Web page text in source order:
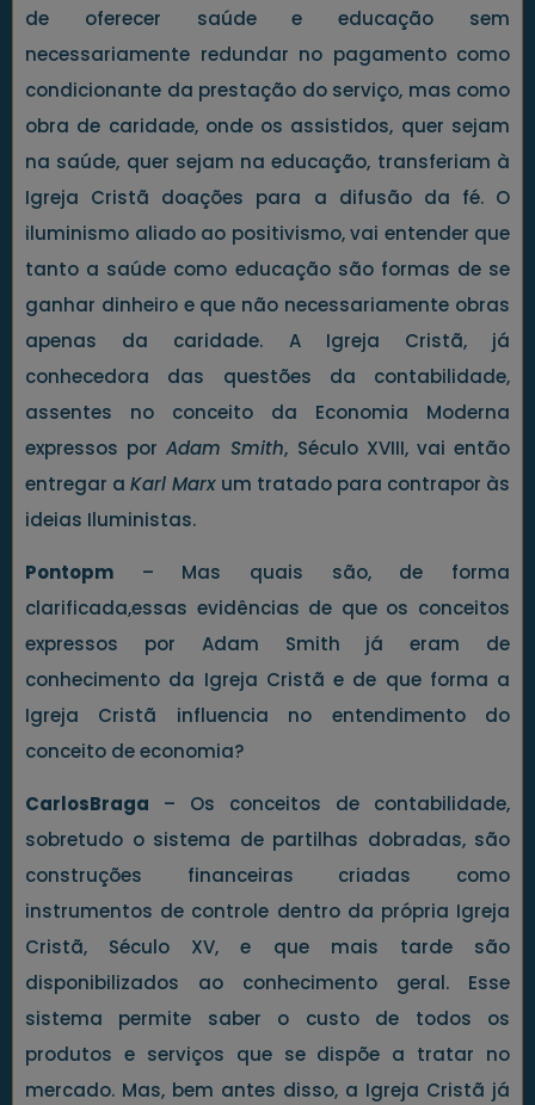
de oferecer saúde e educação sem
necessariamente redundar no pagamento como
condicionante da prestação do serviço, mas como
obra de caridade, onde os assistidos, quer sejam
na saúde, quer sejam na educação, transferiam à
Igreja Cristã doações para a difusão da fé. O
iluminismo aliado ao positivismo, vai entender que
tanto a saúde como educação são formas de se
ganhar dinheiro e que não necessariamente obras
apenas da caridade. A Igreja Cristã, já
conhecedora das questões da contabilidade,
assentes no conceito da Economia Moderna
expressos porAdam Smith, Século XVIII, vai então
entregar aKarl Marxum tratado para contrapor às
ideias Iluministas.
Pontopm – Mas quais são, de forma
clarificada,essas evidências de que os conceitos
expressos por Adam Smith já eram de
conhecimento da Igreja Cristã e de que forma a
Igreja Cristã influencia no entendimento do
conceito de economia?
CarlosBraga – Os conceitos de contabilidade,
sobretudo o sistema de partilhas dobradas, são
construções financeiras criadas como
instrumentos de controle dentro da própria Igreja
Cristã, Século XV, e que mais tarde são
disponibilizados ao conhecimento geral. Esse
sistema permite saber o custo de todos os
produtos e serviços que se dispõe a tratar no
mercado. Mas, bem antes disso, a Igreja Cristã já